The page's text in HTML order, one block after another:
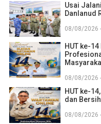
Usai
Danlanud
08/08/2026
HUT ke-
08/08/2026
HUT ke-
dan
08/08/2026